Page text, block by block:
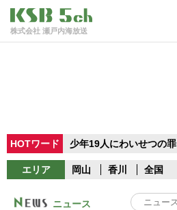
株式会社 瀬戸内海放送
HOTワード 少年19人にわいせつの罪
エリア 岡山 香川 全国
ニュース